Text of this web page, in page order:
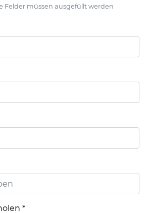
Felder müssen ausgefüllt werden
*